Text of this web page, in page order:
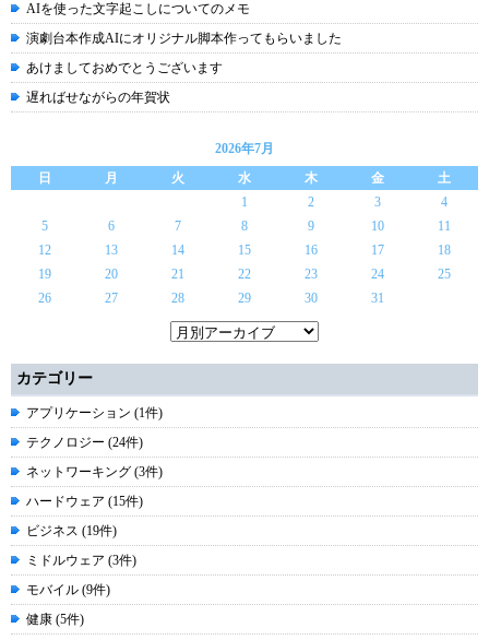
AIを使った文字起こしについてのメモ
演劇台本作成AIにオリジナル脚本作ってもらいました
あけましておめでとうございます
遅ればせながらの年賀状
2026年7月
日
月 火 水 木 金
土
1
2 3
4
5
6 7 8 9 10
11
12
13 14 15 16 17
18
19
20 21 22 23 24
25
26
27 28 29 30 31
カテゴリー
アプリケーション (1件)
テクノロジー (24件)
ネットワーキング (3件)
ハードウェア (15件)
ビジネス (19件)
ミドルウェア (3件)
モバイル (9件)
健康 (5件)